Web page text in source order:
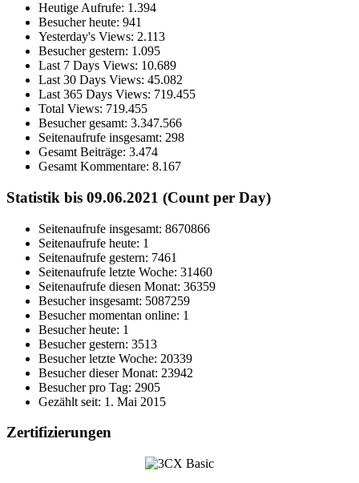
Heutige Aufrufe: 1.394
Besucher heute: 941
Yesterday's Views: 2.113
Besucher gestern: 1.095
Last 7 Days Views: 10.689
Last 30 Days Views: 45.082
Last 365 Days Views: 719.455
Total Views: 719.455
Besucher gesamt: 3.347.566
Seitenaufrufe insgesamt: 298
Gesamt Beiträge: 3.474
Gesamt Kommentare: 8.167
Statistik bis 09.06.2021 (Count per Day)
Seitenaufrufe insgesamt: 8670866
Seitenaufrufe heute: 1
Seitenaufrufe gestern: 7461
Seitenaufrufe letzte Woche: 31460
Seitenaufrufe diesen Monat: 36359
Besucher insgesamt: 5087259
Besucher momentan online: 1
Besucher heute: 1
Besucher gestern: 3513
Besucher letzte Woche: 20339
Besucher dieser Monat: 23942
Besucher pro Tag: 2905
Gezählt seit: 1. Mai 2015
Zertifizierungen